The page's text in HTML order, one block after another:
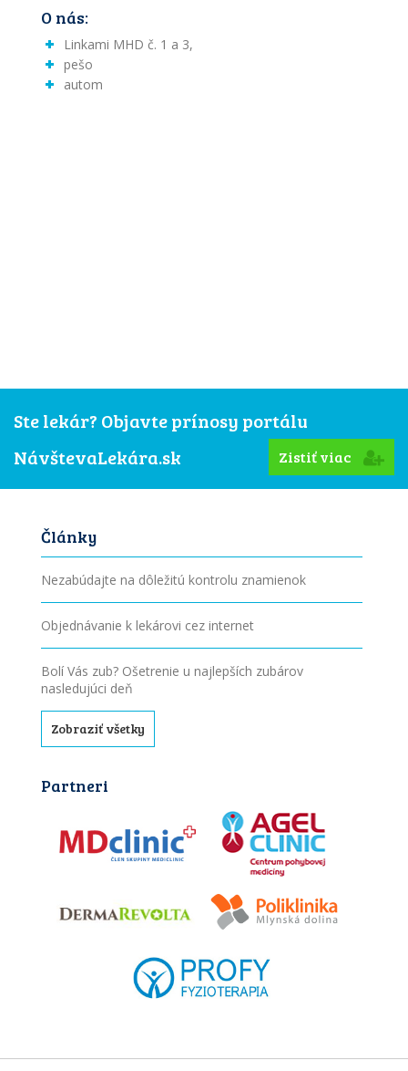
O nás:
Linkami MHD č. 1 a 3,
pešo
autom
Ste lekár? Objavte prínosy portálu
NávštevaLekára.sk
Zistiť viac
Články
Nezabúdajte na dôležitú kontrolu znamienok
Objednávanie k lekárovi cez internet
Bolí Vás zub? Ošetrenie u najlepších zubárov
nasledujúci deň
Zobraziť všetky
Partneri